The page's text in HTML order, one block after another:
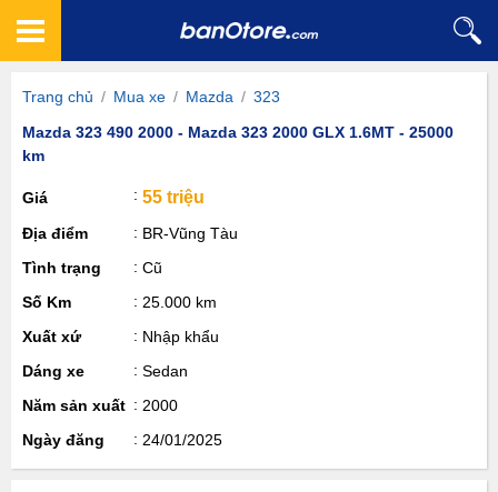
Trang chủ / Mua xe / Mazda / 323
Mazda 323 490 2000 - Mazda 323 2000 GLX 1.6MT - 25000
km
Giá 55 triệu
Địa điểm
BR-Vũng Tàu
Tình trạng
Cũ
Số Km
25.000 km
Xuất xứ
Nhập khẩu
Dáng xe
Sedan
Năm sản xuất
2000
Ngày đăng
24/01/2025